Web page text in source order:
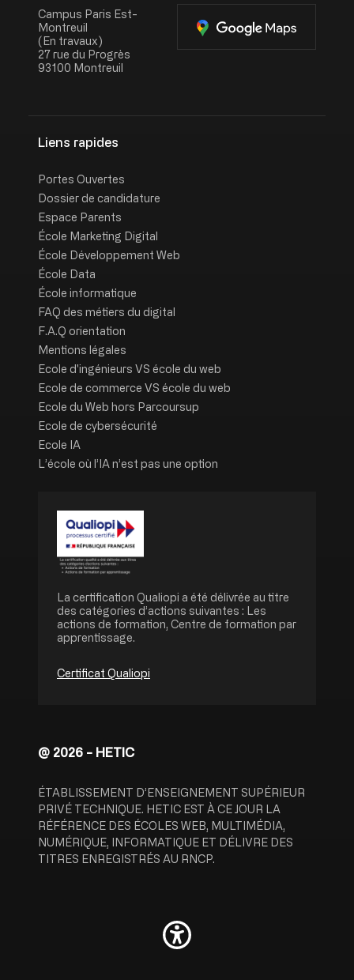
Campus Paris Est-
Montreuil
(En travaux)
27 rue du Progrès
93100 Montreuil
Liens rapides
Portes Ouvertes
Dossier de candidature
Espace Parents
École Marketing Digital
École Développement Web
École Data
École informatique
FAQ des métiers du digital
F.A.Q orientation
Mentions légales
Ecole d'ingénieurs VS école du web
Ecole de commerce VS école du web
Ecole du Web hors Parcoursup
Ecole de cybersécurité
Ecole IA
L’école où l’IA n’est pas une option
Image
La certification Qualiopi a été délivrée au titre
des catégories d’actions suivantes : Les
actions de formation, Centre de formation par
apprentissage.
Certificat Qualiopi
@ 2026 - HETIC
ÉTABLISSEMENT D’ENSEIGNEMENT SUPÉRIEUR
PRIVÉ TECHNIQUE. HETIC EST À CE JOUR LA
RÉFÉRENCE DES ÉCOLES WEB, MULTIMÉDIA,
NUMÉRIQUE, INFORMATIQUE ET DÉLIVRE DES
TITRES ENREGISTRÉS AU RNCP.